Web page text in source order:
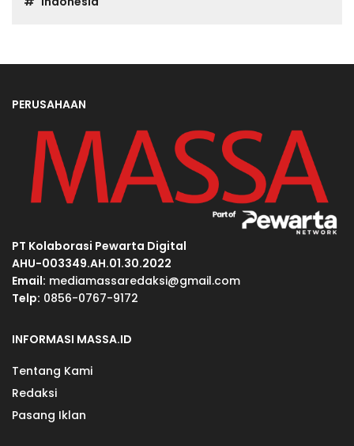
PERUSAHAAN
PT Kolaborasi Pewarta Digital
AHU-003349.AH.01.30.2022
Email: mediamassaredaksi@gmail.com
Telp: 0856-0767-9172
INFORMASI MASSA.ID
Tentang Kami
Redaksi
Pasang Iklan